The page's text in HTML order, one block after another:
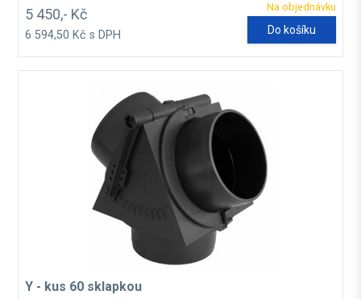
Na objednávku
5 450,- Kč
6 594,50 Kč s DPH Do košíku
Y - kus 60 sklapkou